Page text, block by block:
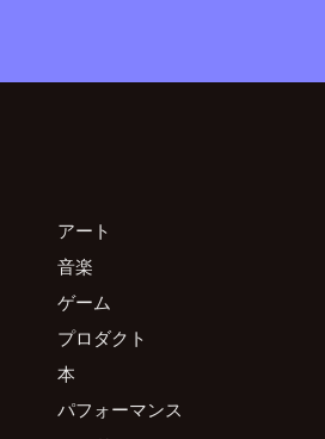
アート
音楽
ゲーム
プロダクト
本
パフォーマンス